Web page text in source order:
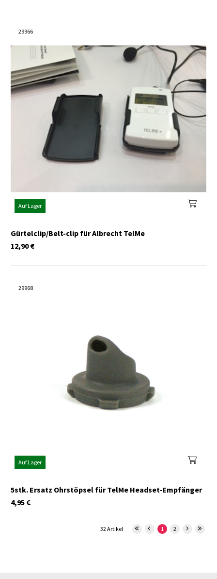
29966
Auf Lager
Gürtelclip/Belt-clip für Albrecht TelMe
€
12,90
29968
Auf Lager
5stk. Ersatz Ohrstöpsel für TelMe Headset-Empfänger
€
4,95
1 2
32 Artikel